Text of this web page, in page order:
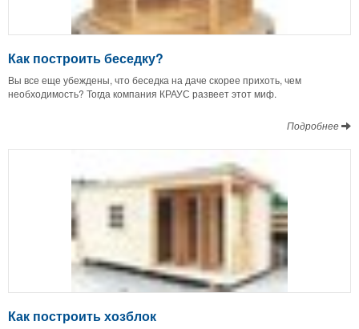
Как построить беседку?
Вы все еще убеждены, что беседка на даче скорее прихоть, чем
необходимость? Тогда компания КРАУС развеет этот миф.
Подробнее
Как построить хозблок